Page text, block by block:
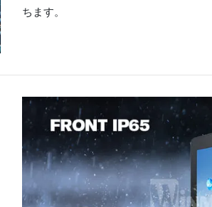
ちます。